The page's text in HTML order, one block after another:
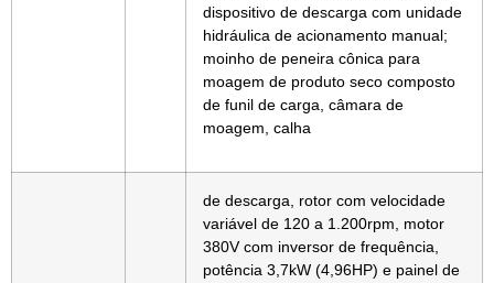
dispositivo de descarga com unidade
hidráulica de acionamento manual;
moinho de peneira cônica para
moagem de produto seco composto
de funil de carga, câmara de
moagem, calha
de descarga, rotor com velocidade
variável de 120 a 1.200rpm, motor
380V com inversor de frequência,
potência 3,7kW (4,96HP) e painel de